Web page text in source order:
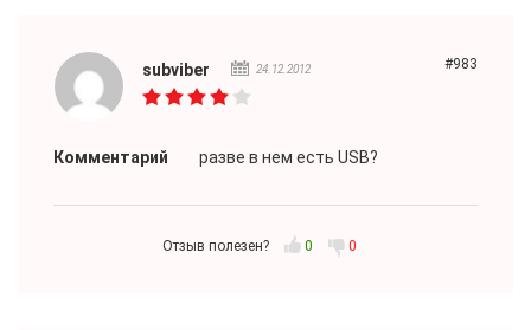
#983
subviber 24.12.2012
Комментарий разве в нем есть USB?
Отзыв полезен? 0 0